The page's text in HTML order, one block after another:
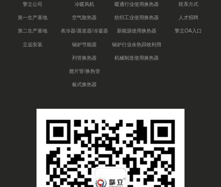
擎立公司
第一生产基地
第二生产基地
立远安装
冷暖风机
空气散热器
表冷器/蒸发器/冷凝器
锅炉节能器
列管换热器
翅片管/换热管
板式换热器
暖通行业使用换热器
纺织工业使用换热器
新能源使用换热器
锅炉行业余热回收利用
机械制造使用换热器
联系方式
人才招聘
擎立OA入口